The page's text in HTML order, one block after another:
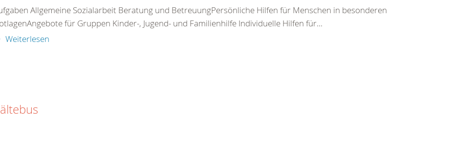
Allgemeine Sozialarbeit Beratung und BetreuungPersönliche Hilfen für Menschen in besonderen
für Gruppen Kinder-, Jugend- und Familienhilfe Individuelle Hilfen für...
Weiterlesen